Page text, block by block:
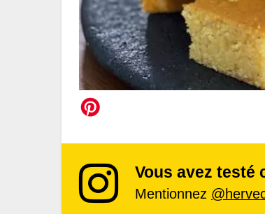
Vous avez testé
Mentionnez